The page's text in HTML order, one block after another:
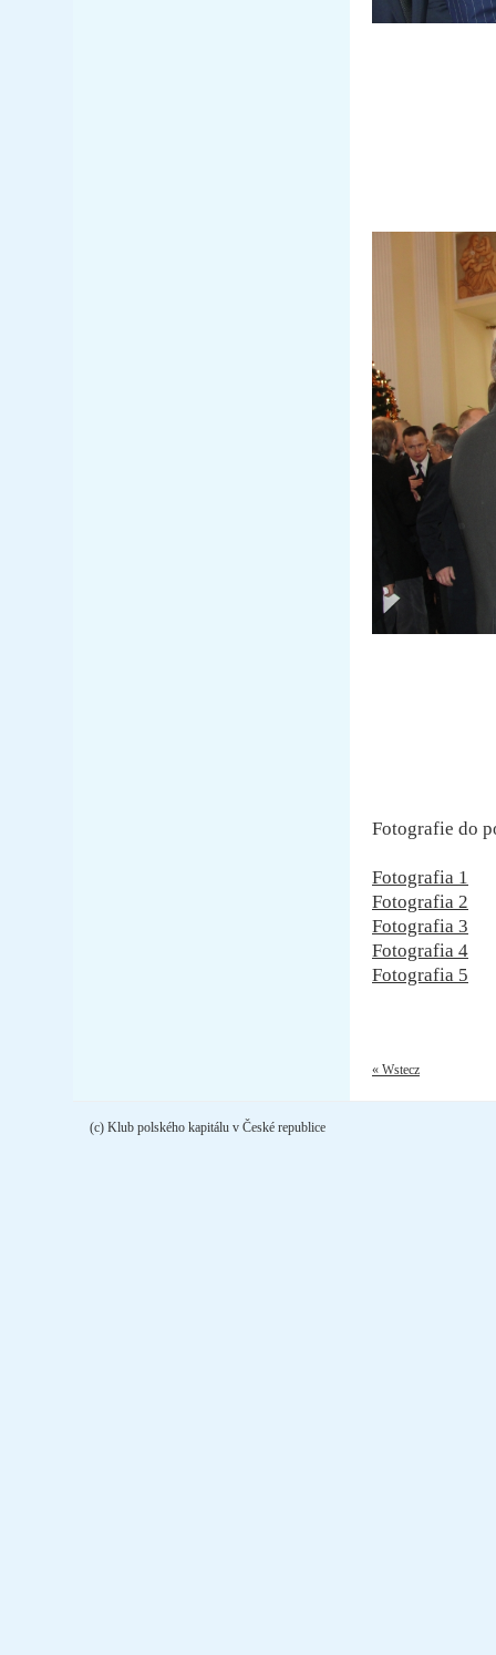
Fotografie do
Fotografia 1
Fotografia 2
Fotografia 3
Fotografia 4
Fotografia 5
« Wstecz
(c) Klub polského kapitálu v České republice